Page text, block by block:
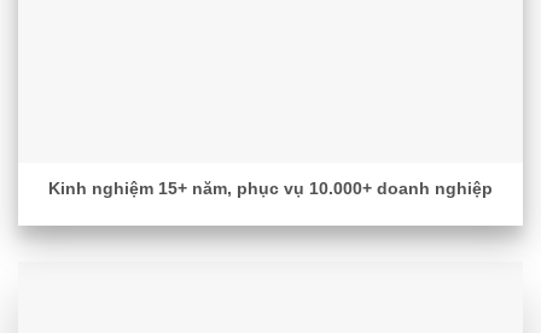
Kinh nghiệm 15+ năm, phục vụ 10.000+ doanh nghiệp